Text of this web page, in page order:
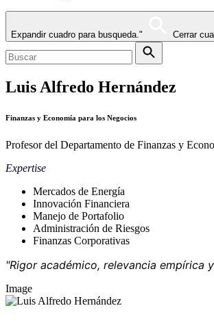
Expandir cuadro para busqueda." Cerrar
Luis Alfredo Hernández
Finanzas y Economía para los Negocios
Profesor del Departamento de Finanzas y
Expertise
Mercados de Energía
Innovación Financiera
Manejo de Portafolio
Administración de Riesgos
Finanzas Corporativas
"Rigor académico, relevancia empírica
Image